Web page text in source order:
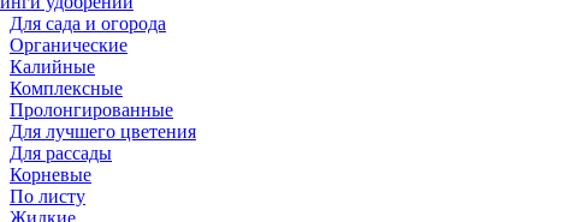
Для сада и огорода
Органические
Калийные
Комплексные
Пролонгированные
Для лучшего цветения
Для рассады
Корневые
По листу
Жидкие